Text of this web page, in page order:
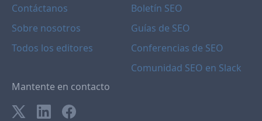
Contáctanos
Sobre nosotros
Todos los editores
Boletín SEO
Guías de SEO
Conferencias de SEO
Comunidad SEO en Slack
Mantente en contacto